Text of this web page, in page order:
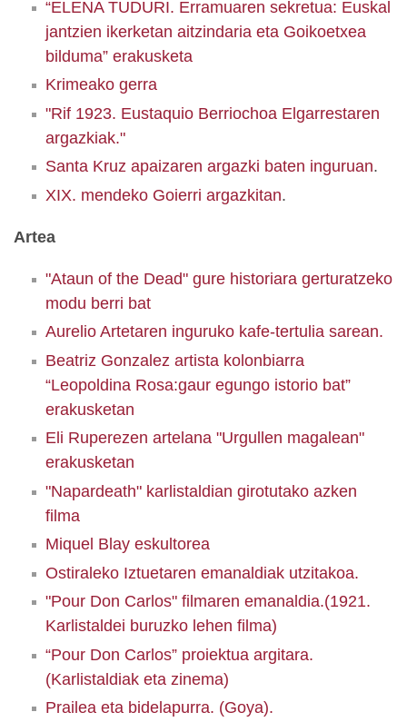
“ELENA TUDURI. Erramuaren sekretua: Euskal
jantzien ikerketan aitzindaria eta Goikoetxea
bilduma” erakusketa
Krimeako gerra
"Rif 1923. Eustaquio Berriochoa Elgarrestaren
argazkiak."
Santa Kruz apaizaren argazki baten inguruan.
XIX. mendeko Goierri argazkitan.
Artea
"Ataun of the Dead" gure historiara gerturatzeko
modu berri bat
Aurelio Artetaren inguruko kafe-tertulia sarean.
Beatriz Gonzalez artista kolonbiarra
“Leopoldina Rosa:gaur egungo istorio bat”
erakusketan
Eli Ruperezen artelana "Urgullen magalean"
erakusketan
"Napardeath" karlistaldian girotutako azken
filma
Miquel Blay eskultorea
Ostiraleko Iztuetaren emanaldiak utzitakoa.
"Pour Don Carlos" filmaren emanaldia.(1921.
Karlistaldei buruzko lehen filma)
“Pour Don Carlos” proiektua argitara.
(Karlistaldiak eta zinema)
Prailea eta bidelapurra. (Goya).